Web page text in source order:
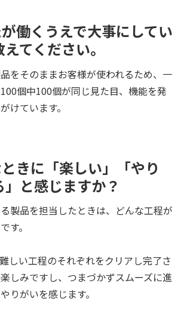
働くうえで大事にしてい
てください。
をそのままお客様が使われるため、一
個中100個が同じ見た目、機能を発
けています。
きに「楽しい」「やり
と感じますか？
製品を担当したときは、どんな工程が
す。
しい工程のそれぞれをクリアし完了さ
しみですし、つまづかずスムーズに進
りがいを感じます。